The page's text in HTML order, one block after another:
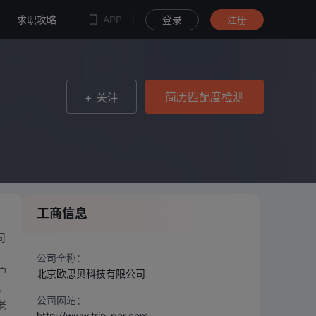
求职攻略 APP 登录 注册
+ 关注 简历匹配度检测
工商信息
公司全称：
北京欧思贝科技有限公司
公司网站：